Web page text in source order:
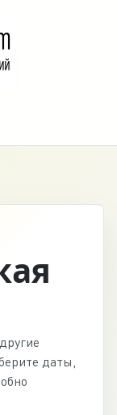
даты,